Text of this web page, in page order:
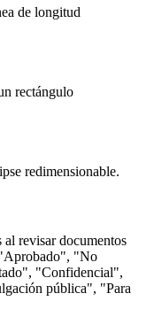
de longitud
rectángulo
redimensionable.
al revisar documentos
"Aprobado", "No
"Confidencial",
pública", "Para